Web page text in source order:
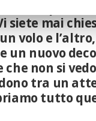
e poi di
siete mai
volo e
un nuovo
che non si
tra un
tutto